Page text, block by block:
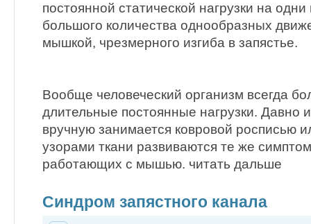
постоянной статической нагрузки на
большого количества однообразных
мышкой, чрезмерного изгиба в запястье.
Вообще человеческий организм всегда
длительные постоянные нагрузки. Давно
вручную занимается ковровой росписью
узорами ткани развиваются те же
работающих с мышью. читать дальше
Синдром запястного канала